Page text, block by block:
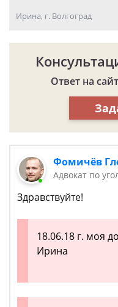
Ирина, г. Волгоград
Ответ на
Фомичёв
Адвокат по
Здравствуйте!
18.06.18 г. моя
Ирина